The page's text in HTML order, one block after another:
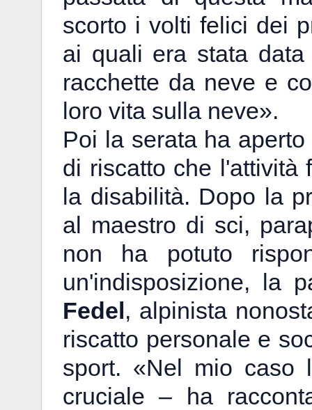
scorto i volti felici dei
ai quali era stata
racchette da neve e
loro vita sulla neve».
Poi la serata ha
di riscatto che l'attività
la disabilità. Dopo la
al maestro di sci,
non ha potuto
un'indisposizione, la
Fedel, alpinista
riscatto personale e
sport. «Nel mio caso
cruciale – ha